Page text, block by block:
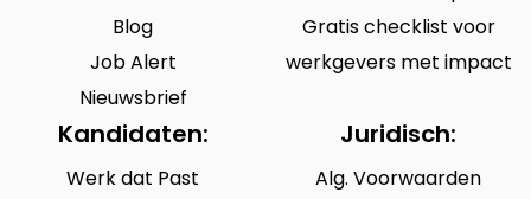
Blog
Job Alert
Nieuwsbrief
Gratis checklist voor
werkgevers met impact
Kandidaten:
Werk dat Past
Juridisch:
Alg. Voorwaarden